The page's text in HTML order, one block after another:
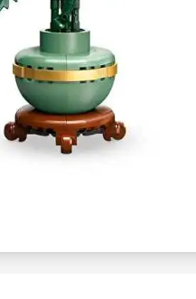
Hobi Oyuncakları
Maketler
Sihirbazlık Setleri
Puzzlelar
Çeşitli Eğlence Oyuncakları
El İşi Setleri